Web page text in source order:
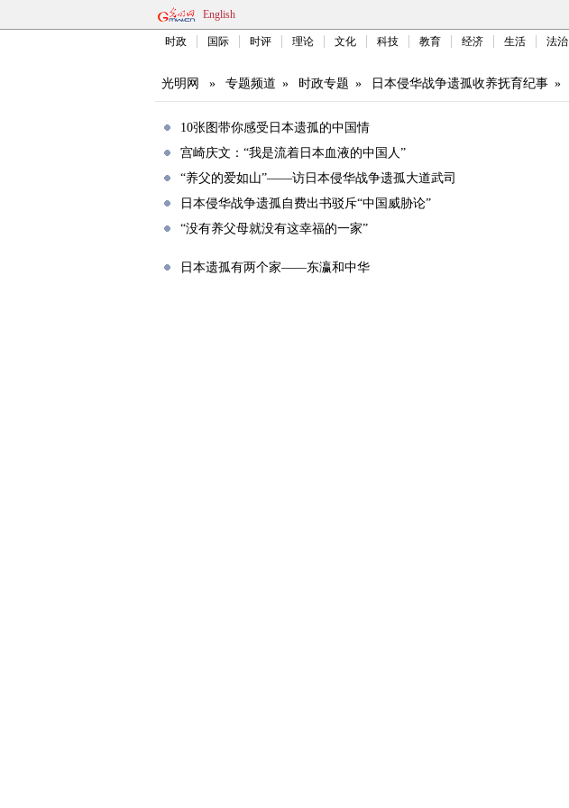
English
时政 国际 时评 理论 文化 科技 教育 经济 生活 法治
光明网 » 专题频道 » 时政专题 » 日本侵华战争遗孤收养抚育纪事 »
10张图带你感受日本遗孤的中国情
宫崎庆文：“我是流着日本血液的中国人”
“养父的爱如山”——访日本侵华战争遗孤大道武司
日本侵华战争遗孤自费出书驳斥“中国威胁论”
“没有养父母就没有这幸福的一家”
日本遗孤有两个家——东瀛和中华